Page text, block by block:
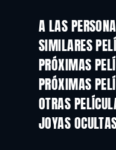
A LAS
SIMILARES
PRÓXIMAS
PRÓXIMAS
OTRAS
JOYAS